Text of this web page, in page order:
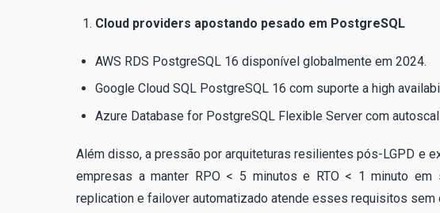
Cloud providers apostando pesado em PostgreSQL
AWS RDS PostgreSQL 16 disponível globalmente em 2024.
Google Cloud SQL PostgreSQL 16 com suporte a high
Azure Database for PostgreSQL Flexible Server com
Além disso, a pressão por arquiteturas resilientes pós-LGPD e
empresas a manter RPO < 5 minutos e RTO < 1 minuto em
replication e failover automatizado atende esses requisitos sem